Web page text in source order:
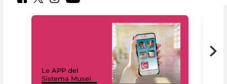
Le APP del
Sistema Musei